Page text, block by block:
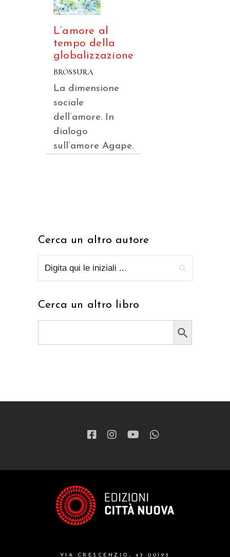
L’amore al
tempo della
globalizzazione
BROSSURA
La dimensione
sociale
dell’amore. In
dialogo
sull’amore Agape.
Cerca un altro autore
Cerca un altro libro
Search Button
VIA CRESCENZIO, 43 00193